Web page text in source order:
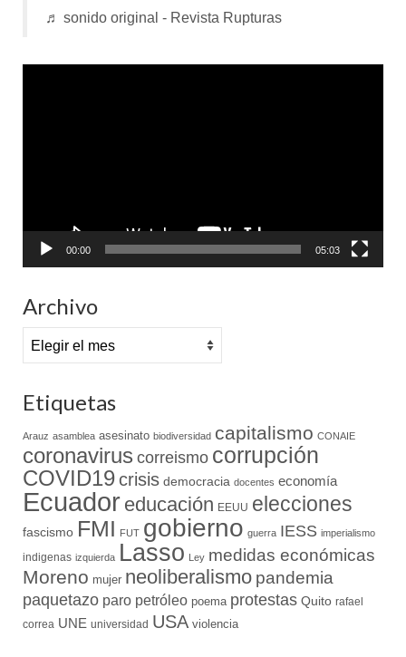
♬ sonido original - Revista Rupturas
00:00 05:03
Archivo
Etiquetas
Arauz asamblea asesinato biodiversidad capitalismo CONAIE
coronavirus correismo corrupción
COVID19crisis democracia docentes economía
Ecuador educación EEUU elecciones
fascismo FMI FUT gobierno guerra IESS imperialismo
indigenas izquierda Lasso Ley medidas económicas
Moreno mujer neoliberalismo pandemia
paquetazo paro petróleo poema protestas Quito rafael
correa UNE universidad USA violencia